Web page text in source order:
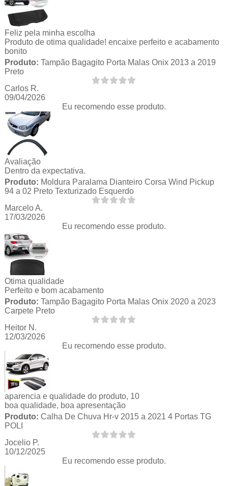
Feliz pela minha escolha
Produto de otima qualidade! encaixe perfeito e acabamento
bonito
Produto: Tampão Bagagito Porta Malas Onix 2013 a 2019
Preto
Carlos R.
09/04/2026
Eu recomendo esse produto.
Avaliação
Dentro da expectativa.
Produto: Moldura Paralama Dianteiro Corsa Wind Pickup
94 a 02 Preto Texturizado Esquerdo
Marcelo A.
17/03/2026
Eu recomendo esse produto.
Otima qualidade
Perfeito e bom acabamento
Produto: Tampão Bagagito Porta Malas Onix 2020 a 2023
Carpete Preto
Heitor N.
12/03/2026
Eu recomendo esse produto.
aparencia e qualidade do produto, 10
boa qualidade, boa apresentação
Produto: Calha De Chuva Hr-v 2015 a 2021 4 Portas TG
POLI
Jocelio P.
10/12/2025
Eu recomendo esse produto.